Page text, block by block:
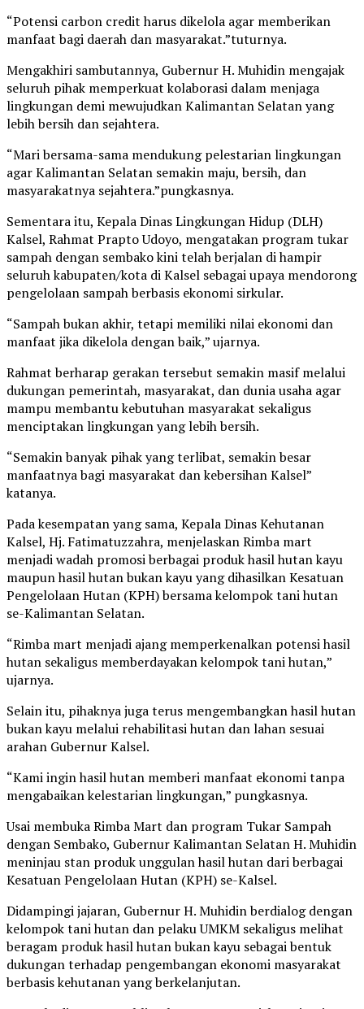
“Potensi carbon credit harus dikelola agar memberikan
manfaat bagi daerah dan masyarakat.”tuturnya.
Mengakhiri sambutannya, Gubernur H. Muhidin mengajak
seluruh pihak memperkuat kolaborasi dalam menjaga
lingkungan demi mewujudkan Kalimantan Selatan yang
lebih bersih dan sejahtera.
“Mari bersama-sama mendukung pelestarian lingkungan
agar Kalimantan Selatan semakin maju, bersih, dan
masyarakatnya sejahtera.”pungkasnya.
Sementara itu, Kepala Dinas Lingkungan Hidup (DLH)
Kalsel, Rahmat Prapto Udoyo, mengatakan program tukar
sampah dengan sembako kini telah berjalan di hampir
seluruh kabupaten/kota di Kalsel sebagai upaya mendorong
pengelolaan sampah berbasis ekonomi sirkular.
“Sampah bukan akhir, tetapi memiliki nilai ekonomi dan
manfaat jika dikelola dengan baik,” ujarnya.
Rahmat berharap gerakan tersebut semakin masif melalui
dukungan pemerintah, masyarakat, dan dunia usaha agar
mampu membantu kebutuhan masyarakat sekaligus
menciptakan lingkungan yang lebih bersih.
“Semakin banyak pihak yang terlibat, semakin besar
manfaatnya bagi masyarakat dan kebersihan Kalsel”
katanya.
Pada kesempatan yang sama, Kepala Dinas Kehutanan
Kalsel, Hj. Fatimatuzzahra, menjelaskan Rimba mart
menjadi wadah promosi berbagai produk hasil hutan kayu
maupun hasil hutan bukan kayu yang dihasilkan Kesatuan
Pengelolaan Hutan (KPH) bersama kelompok tani hutan
se-Kalimantan Selatan.
“Rimba mart menjadi ajang memperkenalkan potensi hasil
hutan sekaligus memberdayakan kelompok tani hutan,”
ujarnya.
Selain itu, pihaknya juga terus mengembangkan hasil hutan
bukan kayu melalui rehabilitasi hutan dan lahan sesuai
arahan Gubernur Kalsel.
“Kami ingin hasil hutan memberi manfaat ekonomi tanpa
mengabaikan kelestarian lingkungan,” pungkasnya.
Usai membuka Rimba Mart dan program Tukar Sampah
dengan Sembako, Gubernur Kalimantan Selatan H. Muhidin
meninjau stan produk unggulan hasil hutan dari berbagai
Kesatuan Pengelolaan Hutan (KPH) se-Kalsel.
Didampingi jajaran, Gubernur H. Muhidin berdialog dengan
kelompok tani hutan dan pelaku UMKM sekaligus melihat
beragam produk hasil hutan bukan kayu sebagai bentuk
dukungan terhadap pengembangan ekonomi masyarakat
berbasis kehutanan yang berkelanjutan.